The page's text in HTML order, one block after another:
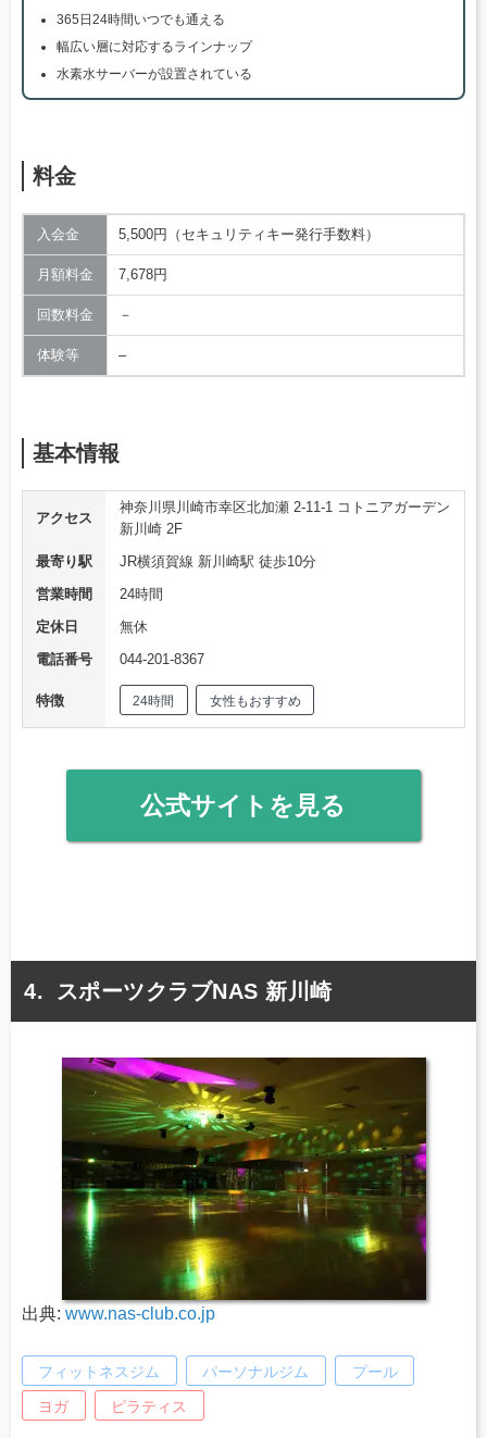
365日24時間いつでも通える
幅広い層に対応するラインナップ
水素水サーバーが設置されている
料金
入会金 5,500円（セキュリティキー発行手数料）
月額料金 7,678円
回数料金 －
体験等 –
基本情報
アクセス
神奈川県川崎市幸区北加瀬 2-11-1 コトニアガーデン
新川崎 2F
最寄り駅
JR横須賀線 新川崎駅 徒歩10分
営業時間
24時間
定休日
無休
電話番号
044-201-8367
特徴 24時間 女性もおすすめ
公式サイトを見る
スポーツクラブNAS 新川崎
出典: www.nas-club.co.jp
フィットネスジム パーソナルジム プール
ヨガ ピラティス